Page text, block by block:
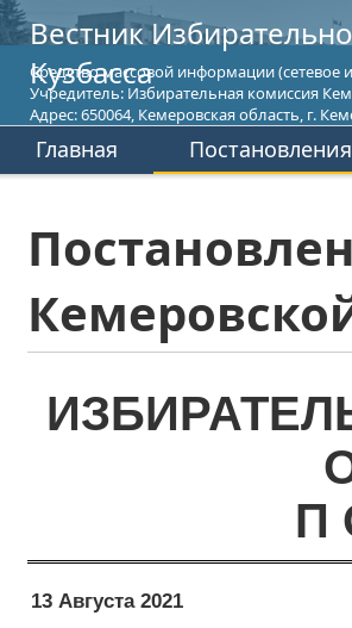
Вестник
Кузбасса
Средство массовой информации (сетевое
Учредитель: Избирательная комиссия
Адрес: 650064, Кемеровская область, г.
Главная Постановления
П
13 Августа 2021